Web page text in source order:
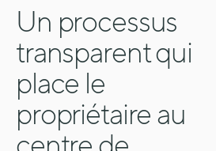
Un processus
transparent qui
place le
propriétaire au